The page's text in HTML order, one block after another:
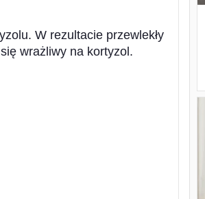
W rezultacie przewlekły
wrażliwy na kortyzol.